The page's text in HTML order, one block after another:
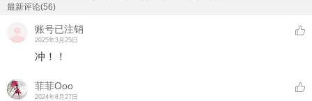
最新评论(56)
账号已注销
2025年3月25日
冲！！
菲菲Ooo
2024年8月27日